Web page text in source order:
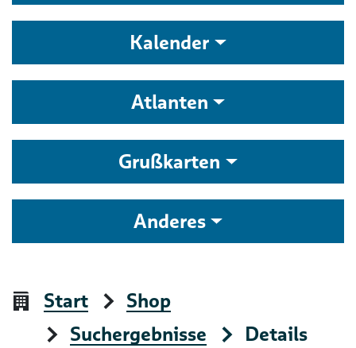
Kalender
Atlanten
Grußkarten
Anderes
Start
Shop
Suchergebnisse
Details